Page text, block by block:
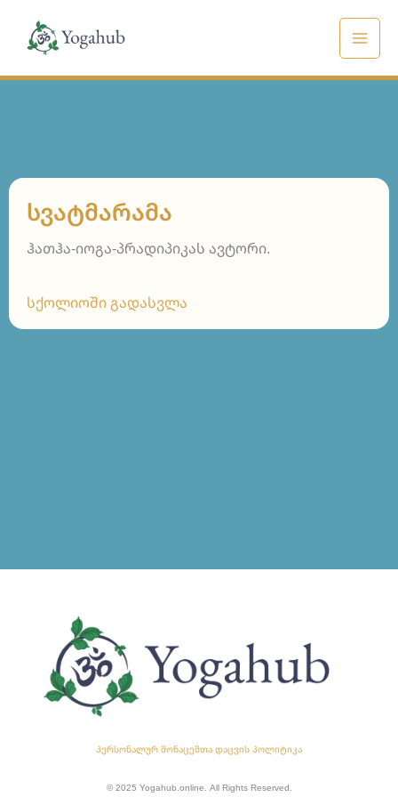
content
ᲡᲕᲐᲢᲛᲐᲠᲐᲛᲐ
ჰათჰა-იოგა-პრადიპიკას ავტორი.
სქოლიოში გადასვლა
პერსონალურ მონაცემთა დაცვის პოლიტიკა
© 2025 Yogahub.online. All Rights Reserved.